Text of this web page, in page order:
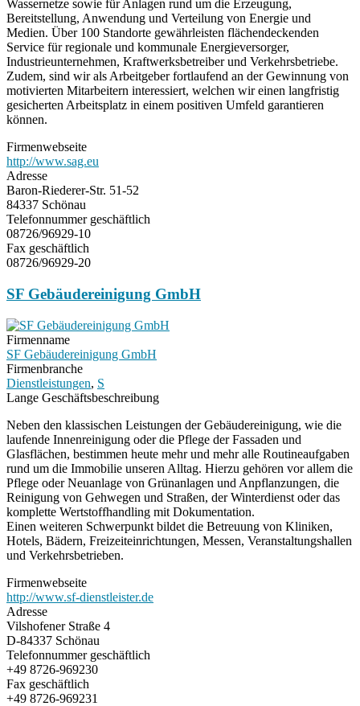
Wassernetze sowie für Anlagen rund um die Erzeugung,
Bereitstellung, Anwendung und Verteilung von Energie und
Medien. Über 100 Standorte gewährleisten flächendeckenden
Service für regionale und kommunale Energieversorger,
Industrieunternehmen, Kraftwerksbetreiber und Verkehrsbetriebe.
Zudem, sind wir als Arbeitgeber fortlaufend an der Gewinnung von
motivierten Mitarbeitern interessiert, welchen wir einen langfristig
gesicherten Arbeitsplatz in einem positiven Umfeld garantieren
können.
Firmenwebseite
http://www.sag.eu
Adresse
Baron-Riederer-Str. 51-52
84337 Schönau
Telefonnummer geschäftlich
08726/96929-10
Fax geschäftlich
08726/96929-20
SF Gebäudereinigung GmbH
Firmenname
SF Gebäudereinigung GmbH
Firmenbranche
Dienstleistungen, S
Lange Geschäftsbeschreibung
Neben den klassischen Leistungen der Gebäudereinigung, wie die
laufende Innenreinigung oder die Pflege der Fassaden und
Glasflächen, bestimmen heute mehr und mehr alle Routineaufgaben
rund um die Immobilie unseren Alltag. Hierzu gehören vor allem die
Pflege oder Neuanlage von Grünanlagen und Anpflanzungen, die
Reinigung von Gehwegen und Straßen, der Winterdienst oder das
komplette Wertstoffhandling mit Dokumentation.
Einen weiteren Schwerpunkt bildet die Betreuung von Kliniken,
Hotels, Bädern, Freizeiteinrichtungen, Messen, Veranstaltungshallen
und Verkehrsbetrieben.
Firmenwebseite
http://www.sf-dienstleister.de
Adresse
Vilshofener Straße 4
D-84337 Schönau
Telefonnummer geschäftlich
+49 8726-969230
Fax geschäftlich
+49 8726-969231